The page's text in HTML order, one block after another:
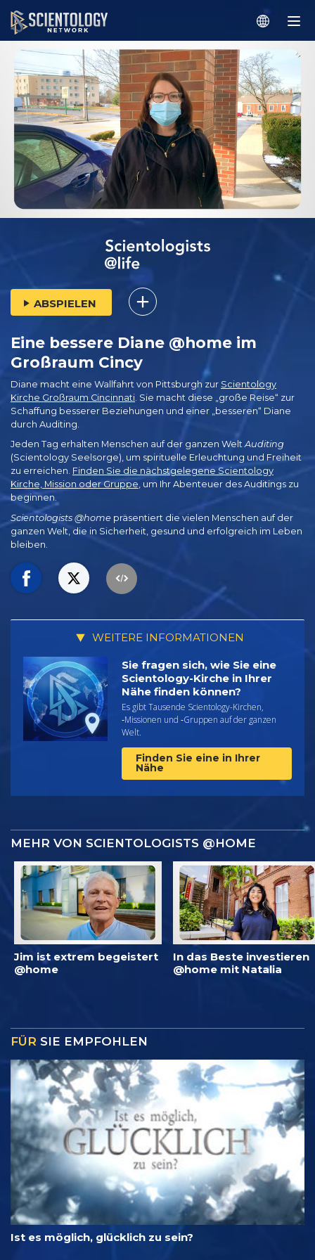
ABSPIELEN
Eine bessere Diane @home im
Großraum Cincy
Diane macht eine Wallfahrt von Pittsburgh zur Scientology
Kirche Großraum Cincinnati . Sie macht diese „große Reise“ zur
Schaffung besserer Beziehungen und einer „besseren“ Diane
durch Auditing.
Jeden Tag erhalten Menschen auf der ganzen WeltAuditing
(Scientology Seelsorge), um spirituelle Erleuchtung und Freiheit
zu erreichen. Finden Sie die nächstgelegene Scientology
Kirche, Mission oder Gruppe, um Ihr Abenteuer des Auditings zu
beginnen.
Scientologists @home präsentiert die vielen Menschen auf der
ganzen Welt, die in Sicherheit, gesund und erfolgreich im Leben
bleiben.
WEITERE INFORMATIONEN
Sie fragen sich, wie Sie eine
Scientology-Kirche in Ihrer
Nähe finden können?
Es gibt Tausende Scientology-Kirchen,
‑Missionen und ‑Gruppen auf der ganzen
Welt.
Finden Sie eine in Ihrer
Nähe
MEHR VON SCIENTOLOGISTS @HOME
Jim ist extrem begeistert
@home
In das Beste investieren
@home mit Natalia
FÜR SIE EMPFOHLEN
Ist es möglich, glücklich zu sein?